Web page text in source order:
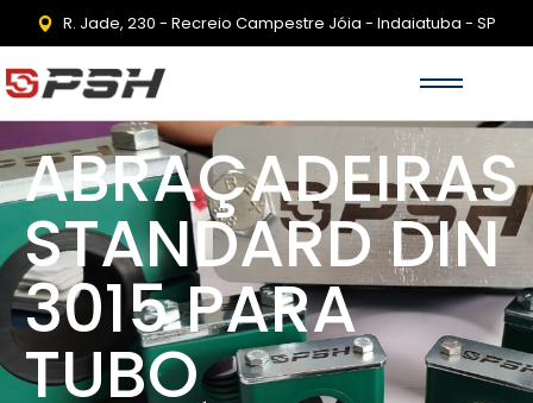
R. Jade, 230 - Recreio Campestre Jóia - Indaiatuba - SP
ABRAÇADEIRAS
STANDARD DIN
3015 PARA
TUBO